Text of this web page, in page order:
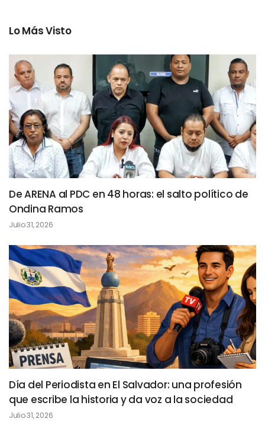
Lo Más Visto
De ARENA al PDC en 48 horas: el salto político de
Ondina Ramos
Julio 31, 2026
Día del Periodista en El Salvador: una profesión
que escribe la historia y da voz a la sociedad
Julio 31, 2026